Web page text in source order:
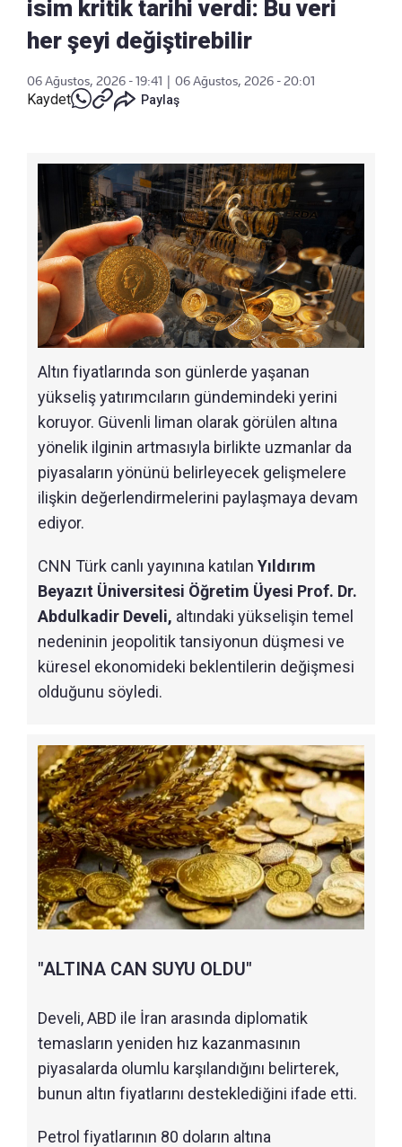
isim kritik tarihi verdi: Bu veri
her şeyi değiştirebilir
06 Ağustos, 2026 - 19:41 06 Ağustos, 2026 - 20:01
Kaydet Paylaş
Altın fiyatlarında son günlerde yaşanan
yükseliş yatırımcıların gündemindeki yerini
koruyor. Güvenli liman olarak görülen altına
yönelik ilginin artmasıyla birlikte uzmanlar da
piyasaların yönünü belirleyecek gelişmelere
ilişkin değerlendirmelerini paylaşmaya devam
ediyor.
CNN Türk canlı yayınına katılan Yıldırım
Beyazıt Üniversitesi Öğretim Üyesi Prof. Dr.
Abdulkadir Develi, altındaki yükselişin temel
nedeninin jeopolitik tansiyonun düşmesi ve
küresel ekonomideki beklentilerin değişmesi
olduğunu söyledi.
"ALTINA CAN SUYU OLDU"
Develi, ABD ile İran arasında diplomatik
temasların yeniden hız kazanmasının
piyasalarda olumlu karşılandığını belirterek,
bunun altın fiyatlarını desteklediğini ifade etti.
Petrol fiyatlarının 80 doların altına